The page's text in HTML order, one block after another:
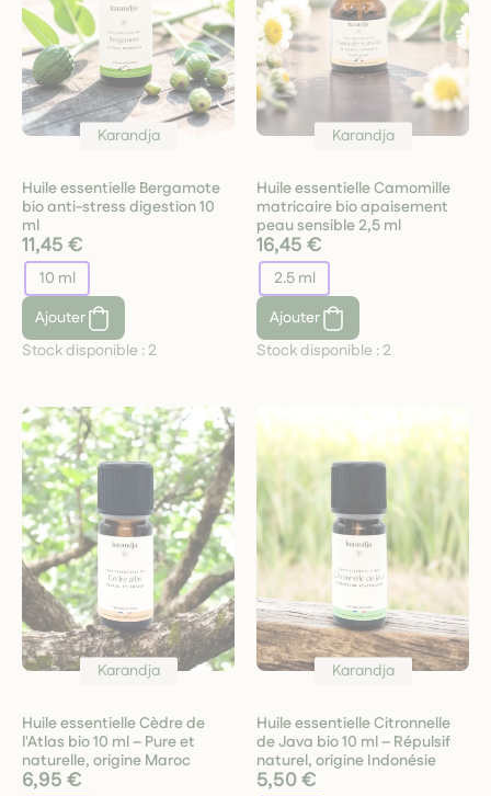
Karandja
Huile essentielle Bergamote
bio anti-stress digestion 10
ml
11,45 €
10 ml
Ajouter
Stock disponible : 2
Karandja
Huile essentielle Camomille
matricaire bio apaisement
peau sensible 2,5 ml
16,45 €
2.5 ml
Ajouter
Stock disponible : 2
Karandja
Huile essentielle Cèdre de
l'Atlas bio 10 ml – Pure et
naturelle, origine Maroc
6,95 €
Karandja
Huile essentielle Citronnelle
de Java bio 10 ml – Répulsif
naturel, origine Indonésie
5,50 €